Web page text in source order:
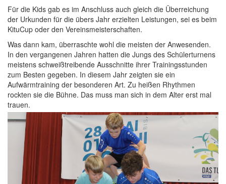
Für die Kids gab es im Anschluss auch gleich die Überreichung
der Urkunden für die übers Jahr erzielten Leistungen, sei es beim
KituCup oder den Vereinsmeisterschaften.
Was dann kam, überraschte wohl die meisten der Anwesenden.
In den vergangenen Jahren hatten die Jungs des Schülerturnens
meistens schweißtreibende Ausschnitte ihrer Trainingsstunden
zum Besten gegeben. In diesem Jahr zeigten sie ein
Aufwärmtraining der besonderen Art. Zu heißen Rhythmen
rockten sie die Bühne. Das muss man sich in dem Alter erst mal
trauen.